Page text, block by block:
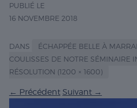
PUBLIÉ LE
16 NOVEMBRE 2018
DANS
ÉCHAPPÉE BELLE À
COULISSES DE NOTRE SÉMINAIRE
RÉSOLUTION (1200 × 1600)
← Précédent Suivant →